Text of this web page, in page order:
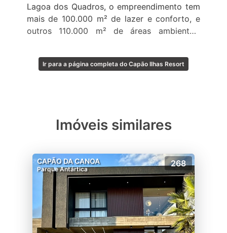
Lagoa dos Quadros, o empreendimento tem
mais de 100.000 m² de lazer e conforto, e
outros 110.000 m² de áreas ambientais
Ir para a página completa do Capão Ilhas Resort
Imóveis similares
CAPÃO DA CANOA
Parque Antártica
268